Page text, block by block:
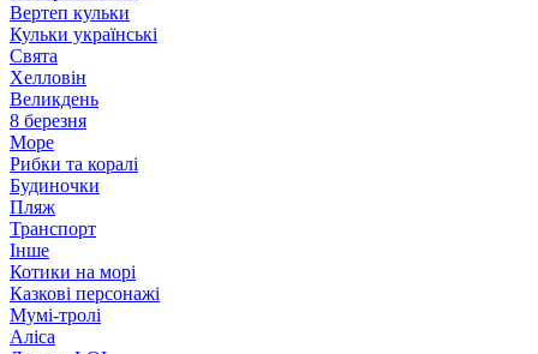
Вертеп кульки
Кульки українські
Свята
Хелловін
Великдень
8 березня
Море
Рибки та коралі
Будиночки
Пляж
Транспорт
Інше
Котики на морі
Казкові персонажі
Мумі-тролі
Аліса